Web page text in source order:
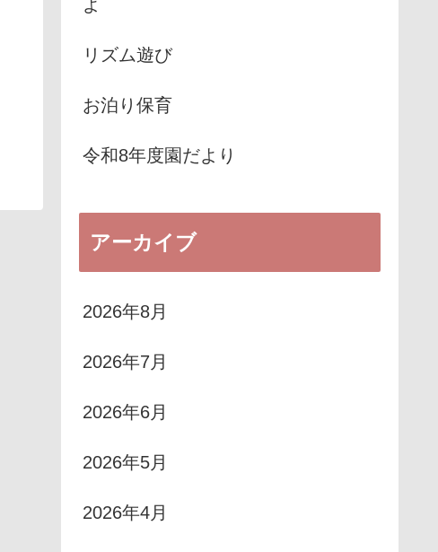
よ
リズム遊び
お泊り保育
令和8年度園だより
アーカイブ
2026年8月
2026年7月
2026年6月
2026年5月
2026年4月